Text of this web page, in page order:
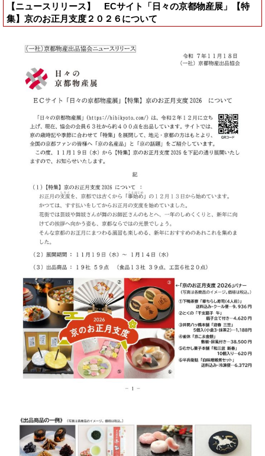
【ニュースリリース】 ECサイト「日々の京都物産展」【特
集】京のお正月支度２０２６について